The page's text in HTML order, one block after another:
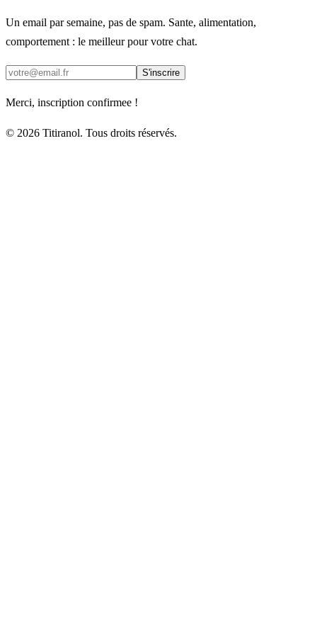
Un email par semaine, pas de spam. Sante, alimentation,
comportement : le meilleur pour votre chat.
S'inscrire
Merci, inscription confirmee !
© 2026 Titiranol. Tous droits réservés.